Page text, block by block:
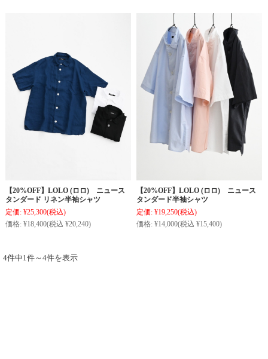
【20%OFF】LOLO (ロロ) ニュース
タンダード リネン半袖シャツ
定価: ¥25,300(税込)
価格: ¥18,400(税込 ¥20,240)
【20%OFF】LOLO (ロロ) ニュース
タンダード半袖シャツ
定価: ¥19,250(税込)
価格: ¥14,000(税込 ¥15,400)
4件中1件～4件を表示